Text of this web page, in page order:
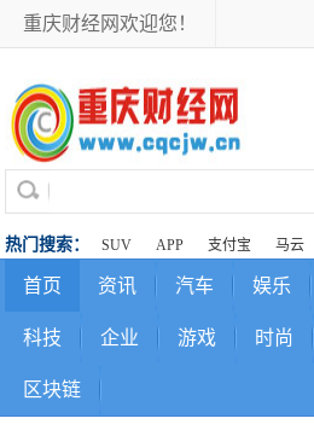
重庆财经网欢迎您！
热门搜索： SUV APP 支付宝 马云
首页 资讯 汽车 娱乐
科技 企业 游戏 时尚
区块链